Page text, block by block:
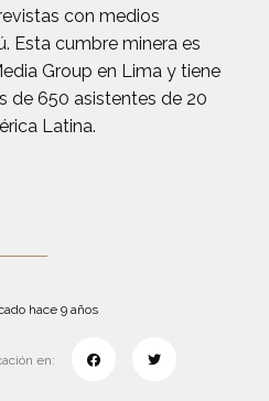
con medios
Esta cumbre minera es
Group en Lima y tiene
de 650 asistentes de 20
Latina.
hace 9 años
en: